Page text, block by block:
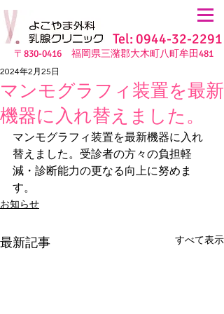
Tel: 0944-32-2291
〒830-0416 福岡県三潴郡大木町八町牟田481
マンモグラフィ装置を最新
機器に入れ替えました。
2024年2月25日
マンモグラフィ装置を最新機器に入れ
替えました。受診者の方々の負担軽
減・診断能力の更なる向上に努めま
す。
お知らせ
最新記事 すべて表示